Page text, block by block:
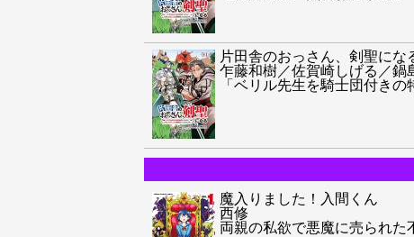
片田舎のおっさん、剣聖に
乍藤和樹／佐賀崎しげる／鍋
「ベリル先生を騎士団付き
魔入りました！入間くん
西修
両親の私欲で悪魔に売られた